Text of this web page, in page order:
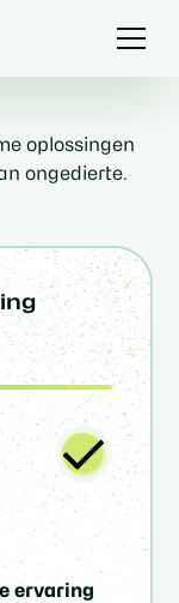
oplossingen
ongedierte.
ervaring